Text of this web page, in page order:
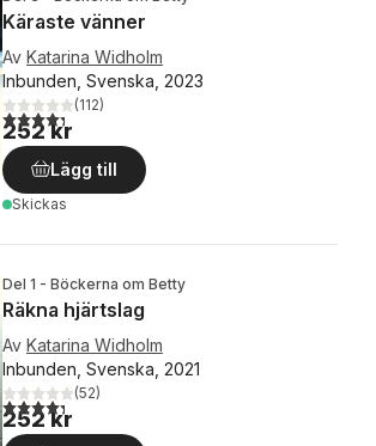
Käraste vänner
Av Katarina Widholm
Inbunden, Svenska, 2023
4,3utav 5 stjärnor. Totalt antal röster:
(112)
252 kr
Lägg till
Skickas
Del 1 - Böckerna om Betty
Räkna hjärtslag
Av Katarina Widholm
Inbunden, Svenska, 2021
4,3utav 5 stjärnor. Totalt antal röster:
(52)
252 kr